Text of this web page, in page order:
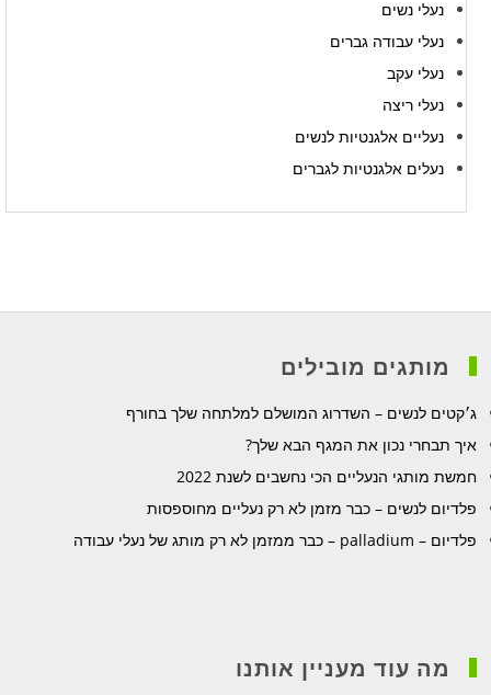
נעלי נשים
נעלי עבודה גברים
נעלי עקב
נעלי ריצה
נעליים אלגנטיות לנשים
נעלים אלגנטיות לגברים
מותגים מובילים
ג׳קטים לנשים – השדרוג המושלם למלתחה שלך בחורף
איך תבחרי נכון את המגף הבא שלך?
חמשת מותגי הנעליים הכי נחשבים לשנת 2022
פלדיום לנשים – כבר מזמן לא רק נעליים מחוספסות
פלדיום – palladium – כבר ממזמן לא רק מותג של נעלי עבודה
מה עוד מעניין אותנו